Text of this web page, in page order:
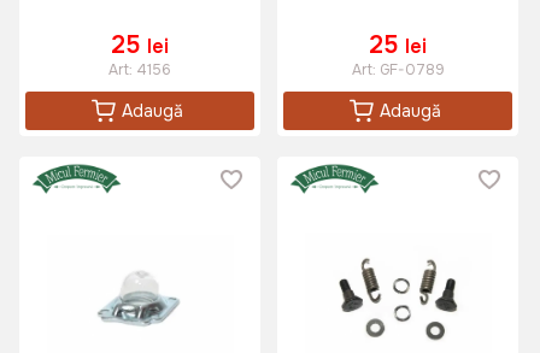
25 lei
Art: 4156
Adaugă
25 lei
Art: GF-0789
Adaugă